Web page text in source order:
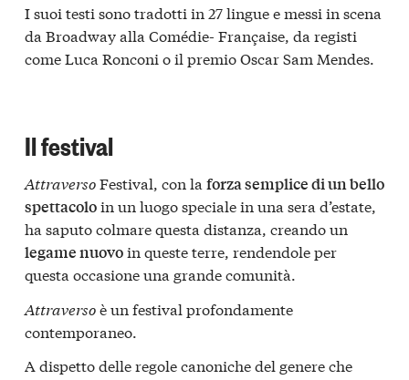
I suoi testi sono tradotti in 27 lingue e messi in scena
da Broadway alla Comédie- Française, da registi
come Luca Ronconi o il premio Oscar Sam Mendes.
Il festival
AttraversoFestival, con la forza semplice di un bello
spettacoloin un luogo speciale in una sera d’estate,
ha saputo colmare questa distanza, creando un
legame nuovoin queste terre, rendendole per
questa occasione una grande comunità.
Attraversoè un festival profondamente
contemporaneo.
A dispetto delle regole canoniche del genere che